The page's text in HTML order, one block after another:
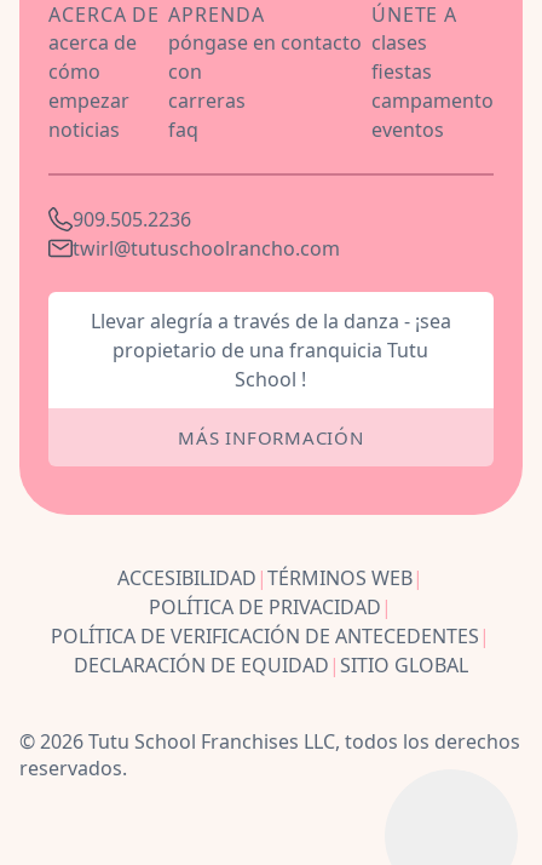
ACERCA DE
acerca de
cómo
empezar
noticias
APRENDA
póngase en contacto
con
carreras
faq
ÚNETE A
clases
fiestas
campamento
eventos
909.505.2236
twirl@tutuschoolrancho.com
Llevar alegría a través de la danza - ¡sea
propietario de una franquicia Tutu
School !
MÁS INFORMACIÓN
ACCESIBILIDAD |TÉRMINOS WEB|
POLÍTICA DE PRIVACIDAD |
POLÍTICA DE VERIFICACIÓN DE ANTECEDENTES |
DECLARACIÓN DE EQUIDAD |SITIO GLOBAL
© 2026 Tutu School Franchises LLC, todos los derechos
reservados.